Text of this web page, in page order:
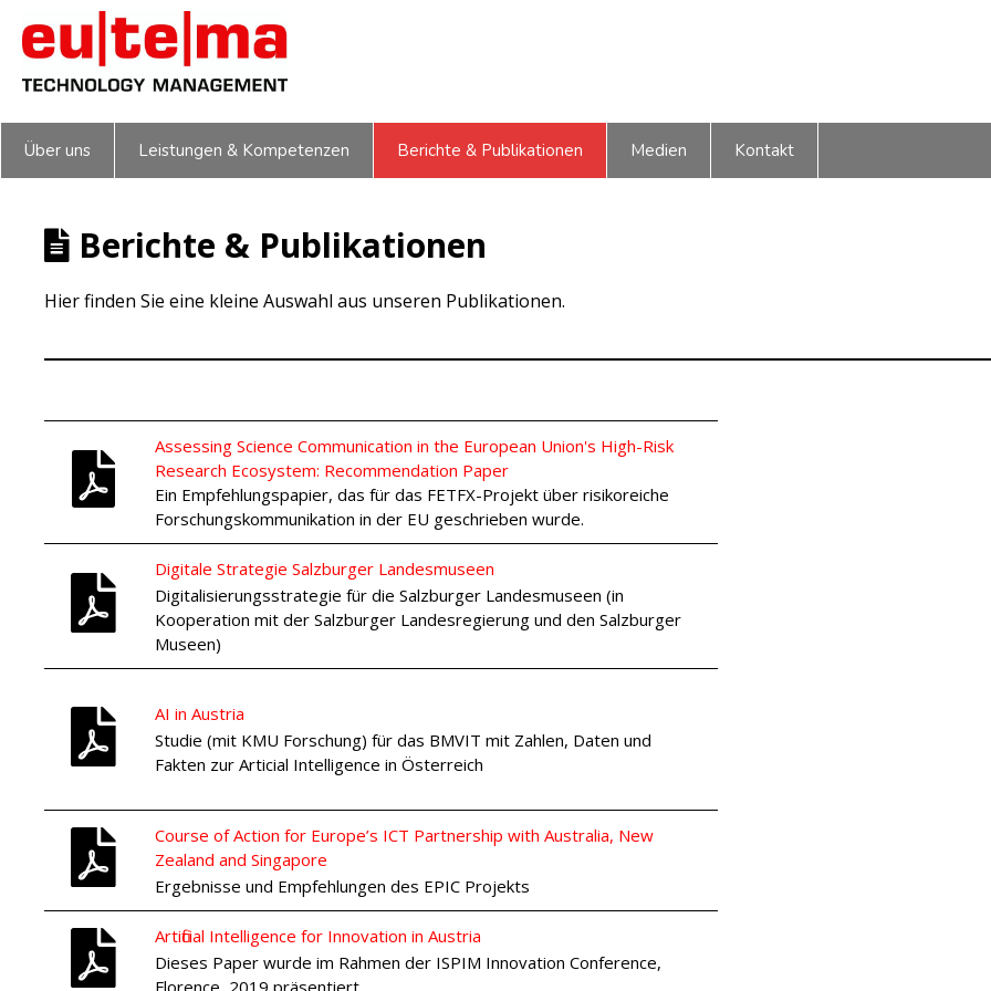
Inhalt
springen
Über uns Leistungen & Kompetenzen Berichte & Publikationen Medien Kontakt
Berichte & Publikationen
Hier finden Sie eine kleine Auswahl aus unseren Publikationen.
Assessing Science Communication in the European Union's High-Risk
Research Ecosystem: Recommendation Paper
Ein Empfehlungspapier, das für das FETFX-Projekt über risikoreiche
Forschungskommunikation in der EU geschrieben wurde.
Digitale Strategie Salzburger Landesmuseen
Digitalisierungsstrategie für die Salzburger Landesmuseen (in
Kooperation mit der Salzburger Landesregierung und den Salzburger
Museen)
AI in Austria
Studie (mit KMU Forschung) für das BMVIT mit Zahlen, Daten und
Fakten zur Artificial Intelligence in Österreich
Course of Action for Europe’s ICT Partnership with Australia, New
Zealand and Singapore
Ergebnisse und Empfehlungen des EPIC Projekts
Artificial Intelligence for Innovation in Austria
Dieses Paper wurde im Rahmen der ISPIM Innovation Conference,
Florence, 2019 präsentiert.